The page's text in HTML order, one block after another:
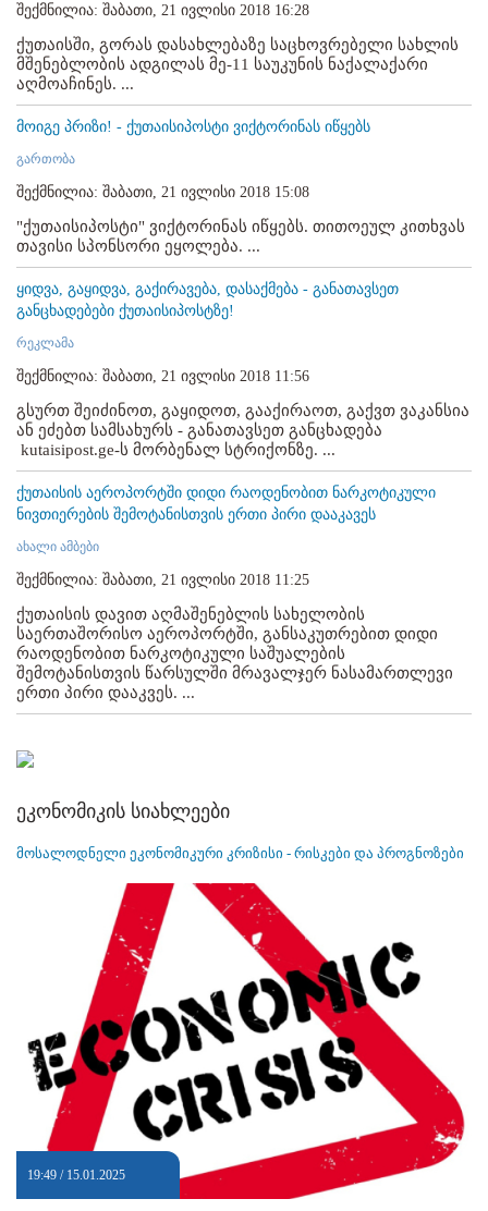
შექმნილია: შაბათი, 21 ივლისი 2018 16:28
ქუთაისში, გორას დასახლებაზე საცხოვრებელი სახლის
მშენებლობის ადგილას მე-11 საუკუნის ნაქალაქარი
აღმოაჩინეს. ...
მოიგე პრიზი! - ქუთაისიპოსტი ვიქტორინას იწყებს
გართობა
შექმნილია: შაბათი, 21 ივლისი 2018 15:08
"ქუთაისიპოსტი" ვიქტორინას იწყებს. თითოეულ კითხვას
თავისი სპონსორი ეყოლება. ...
ყიდვა, გაყიდვა, გაქირავება, დასაქმება - განათავსეთ
განცხადებები ქუთაისიპოსტზე!
რეკლამა
შექმნილია: შაბათი, 21 ივლისი 2018 11:56
გსურთ შეიძინოთ, გაყიდოთ, გააქირაოთ, გაქვთ ვაკანსია
ან ეძებთ სამსახურს - განათავსეთ განცხადება
kutaisipost.ge-ს მორბენალ სტრიქონზე. ...
ქუთაისის აეროპორტში დიდი რაოდენობით ნარკოტიკული
ნივთიერების შემოტანისთვის ერთი პირი დააკავეს
ახალი ამბები
შექმნილია: შაბათი, 21 ივლისი 2018 11:25
ქუთაისის დავით აღმაშენებლის სახელობის
საერთაშორისო აეროპორტში, განსაკუთრებით დიდი
რაოდენობით ნარკოტიკული საშუალების
შემოტანისთვის წარსულში მრავალჯერ ნასამართლევი
ერთი პირი დააკვეს. ...
ეკონომიკის სიახლეები
მოსალოდნელი ეკონომიკური კრიზისი - რისკები და პროგნოზები
19:49 / 15.01.2025